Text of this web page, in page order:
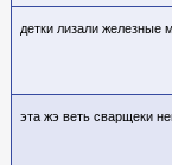
детки лизали железные
эта жэ веть сварщеки